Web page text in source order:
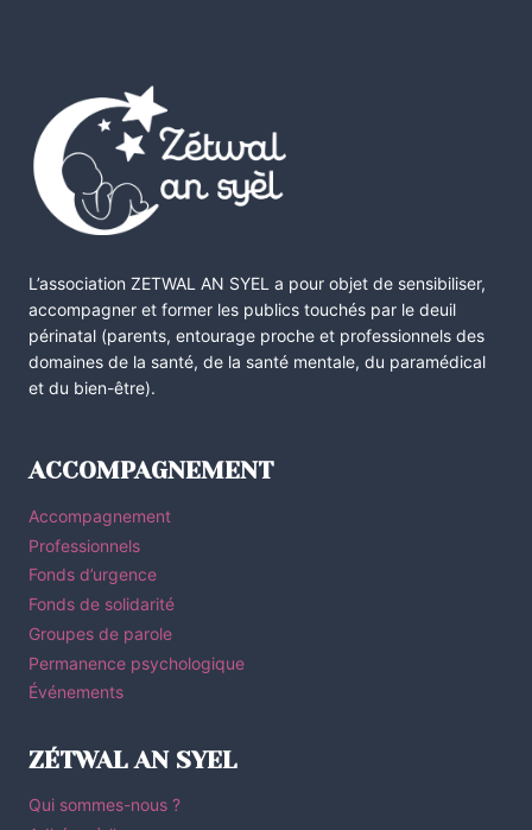
L’association ZETWAL AN SYEL a pour objet de sensibiliser,
accompagner et former les publics touchés par le deuil
périnatal (parents, entourage proche et professionnels des
domaines de la santé, de la santé mentale, du paramédical
et du bien-être).
ACCOMPAGNEMENT
Accompagnement
Professionnels
Fonds d’urgence
Fonds de solidarité
Groupes de parole
Permanence psychologique
Événements
ZÉTWAL AN SYEL
Qui sommes-nous ?